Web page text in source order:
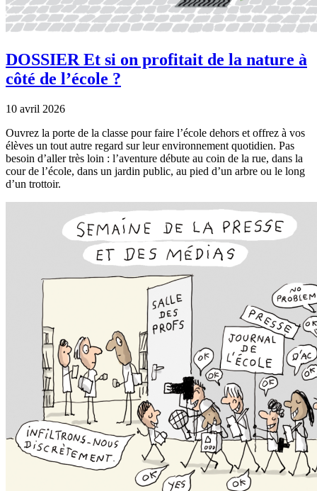
DOSSIER Et si on profitait de la nature à
côté de l’école ?
10 avril 2026
Ouvrez la porte de la classe pour faire l’école dehors et offrez à vos
élèves un tout autre regard sur leur environnement quotidien. Pas
besoin d’aller très loin : l’aventure débute au coin de la rue, dans la
cour de l’école, dans un jardin public, au pied d’un arbre ou le long
d’un trottoir.